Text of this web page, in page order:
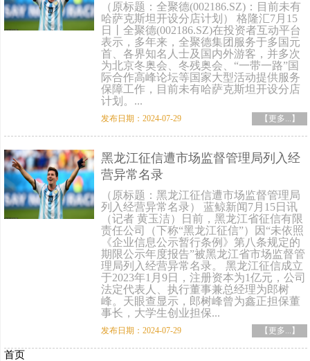
（原标题：全聚德(002186.SZ)：目前未有
哈萨克斯坦开设分店计划） 格隆汇7月15
日丨全聚德(002186.SZ)在投资者互动平台
表示，多年来，全聚德集团服务于多国元
首、各界知名人士及国内外游客，并多次
为北京冬奥会、冬残奥会、“一带一路”国
际合作高峰论坛等国家大型活动提供服务
保障工作，目前未有哈萨克斯坦开设分店
计划。...
发布日期：2024-07-29 【更多...】
黑龙江征信遭市场监督管理局列入经
营异常名录
（原标题：黑龙江征信遭市场监督管理局
列入经营异常名录） 蓝鲸新闻7月15日讯
（记者 黄玉洁）日前，黑龙江省征信有限
责任公司（下称“黑龙江征信”）因“未依照
《企业信息公示暂行条例》第八条规定的
期限公示年度报告”被黑龙江省市场监督管
理局列入经营异常名录。 黑龙江征信成立
于2023年1月9日，注册资本为1亿元，公司
法定代表人、执行董事兼总经理为郎树
峰。天眼查显示，郎树峰曾为鑫正担保董
事长，大学生创业担保...
发布日期：2024-07-29 【更多...】
首页